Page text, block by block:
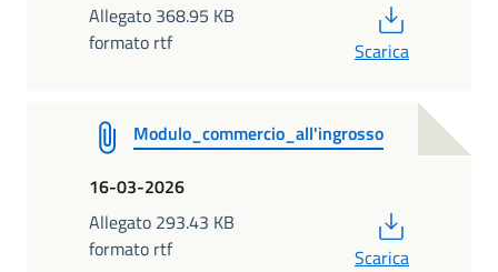
Allegato 368.95 KB
formato rtf
Scarica
Modulo_commercio_all'ingrosso
16-03-2026
Allegato 293.43 KB
formato rtf
Scarica